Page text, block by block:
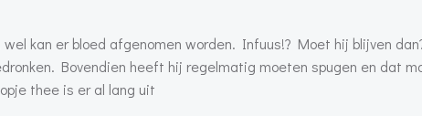
kan er bloed afgenomen worden. Infuus!? Moet hij blijven
Bovendien heeft hij regelmatig moeten spugen en dat
thee is er al lang uit